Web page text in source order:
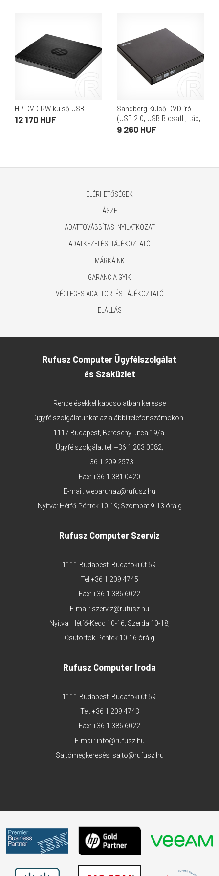
HP DVD-RW külső USB
12 170 HUF
Sandberg Külső DVD-író
(USB 2.0, USB B csatl., táp,
írás: CD24x/DVD8x,
9 260 HUF
ELÉRHETŐSÉGEK
ÁSZF
ADATTOVÁBBÍTÁSI NYILATKOZAT
ADATKEZELÉSI TÁJÉKOZTATÓ
MÁRKÁINK
GARANCIA GYIK
VÉGLEGES ADATTÖRLÉS TÁJÉKOZTATÓ
ELÁLLÁS
Rufusz Computer Ügyfélszolgálat
és Szaküzlet
Rendelésekkel kapcsolatban keresse
ügyfélszolgálatunkat az alábbi telefonszámokon!
1117 Budapest, Bercsényi utca 19/a.
Ügyfélszolgálat tel: +36 1 203 0382;
+36 1 209 2573
Fax: +36 1 381 0420
E-mail: webaruhaz@rufusz.hu
Nyitva: Hétfő-Péntek 10-19; Szombat 9-13 óráig
Rufusz Computer Szerviz
1111 Budapest, Budafoki út 59.
Tel:+36 1 209 4745
Fax: +36 1 386 6022
E-mail: szerviz@rufusz.hu
Nyitva: Hétfő-Kedd 10-16; Szerda 10-18;
Csütörtök-Péntek 10-16 óráig
Rufusz Computer Iroda
1111 Budapest, Budafoki út 59.
Tel: +36 1 209 4743
Fax: +36 1 386 6022
E-mail: info@rufusz.hu
Sajtómegkeresés: sajto@rufusz.hu